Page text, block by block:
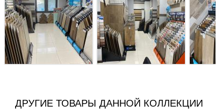
ДРУГИЕ ТОВАРЫ ДАННОЙ КОЛЛЕКЦИИ